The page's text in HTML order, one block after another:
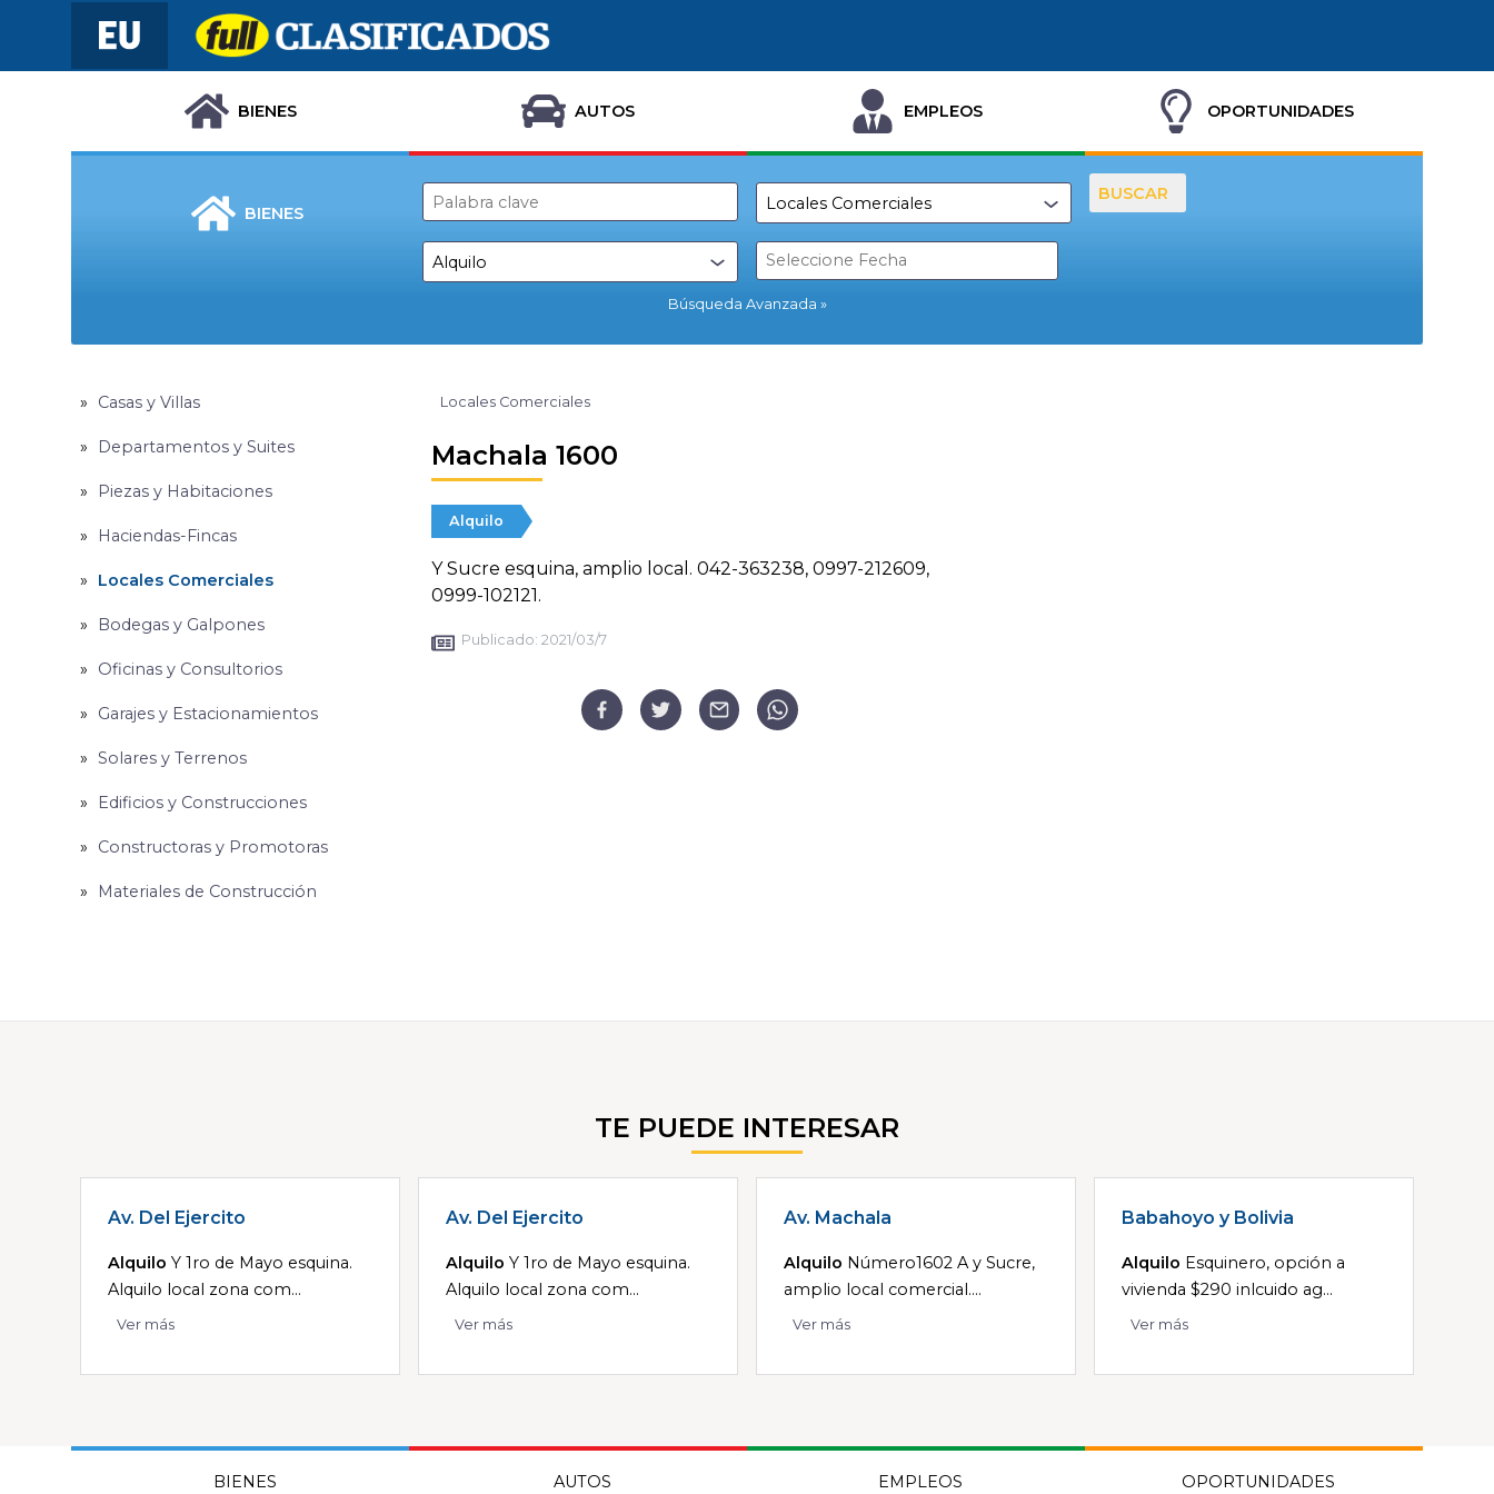
BIENES AUTOS EMPLEOS OPORTUNIDADES
BIENES
Búsqueda Avanzada
BUSCAR
Casas y Villas
Departamentos y Suites
Piezas y Habitaciones
Haciendas-Fincas
Locales Comerciales
Bodegas y Galpones
Oficinas y Consultorios
Garajes y Estacionamientos
Solares y Terrenos
Edificios y Construcciones
Constructoras y Promotoras
Materiales de Construcción
Locales Comerciales
Machala 1600
Alquilo
Y Sucre esquina, amplio local. 042-363238, 0997-212609,
0999-102121.
Publicado: 2021/03/7
TE PUEDE INTERESAR
Av. Del Ejercito
Alquilo Y 1ro de Mayo esquina.
Alquilo local zona com...
Ver más
Av. Del Ejercito
Alquilo Y 1ro de Mayo esquina.
Alquilo local zona com...
Ver más
Av. Machala
Alquilo Número1602 A y Sucre,
amplio local comercial....
Ver más
Babahoyo y Bolivia
Alquilo Esquinero, opción a
vivienda $290 inlcuido ag...
Ver más
BIENES AUTOS EMPLEOS OPORTUNIDADES